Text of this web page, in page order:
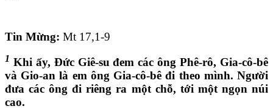
Tin Mừng: Mt 17,1-9
1 Khi ấy, Đức Giê-su đem các ông Phê-rô, Gia-cô-bê
và Gio-an là em ông Gia-cô-bê đi theo mình. Người
đưa các ông đi riêng ra một chỗ, tới một ngọn núi
cao.